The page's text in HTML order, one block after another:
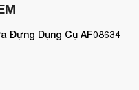
Đựng Dụng Cụ AF08634